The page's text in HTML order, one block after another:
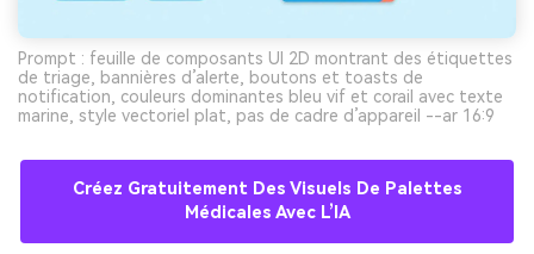
Prompt : feuille de composants UI 2D montrant des étiquettes
de triage, bannières d’alerte, boutons et toasts de
notification, couleurs dominantes bleu vif et corail avec texte
marine, style vectoriel plat, pas de cadre d’appareil --ar 16:9
Créez Gratuitement Des Visuels De Palettes
Médicales Avec L’IA